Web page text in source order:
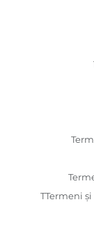
TTermeni